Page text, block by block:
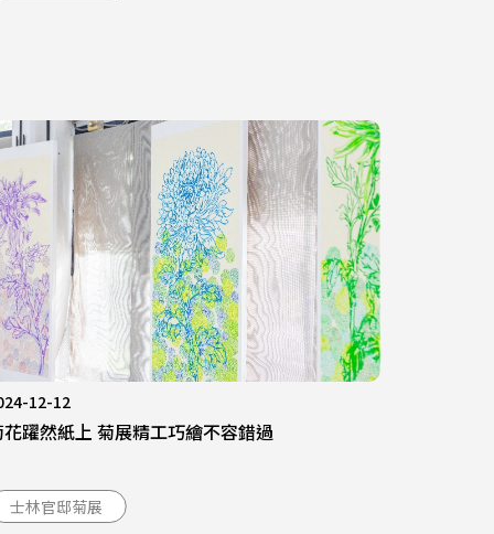
12-12
花躍然紙上 菊展精工巧繪不容錯過
士林官邸菊展